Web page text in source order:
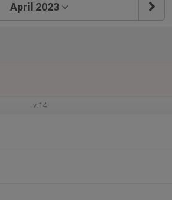
April 2023
v.14